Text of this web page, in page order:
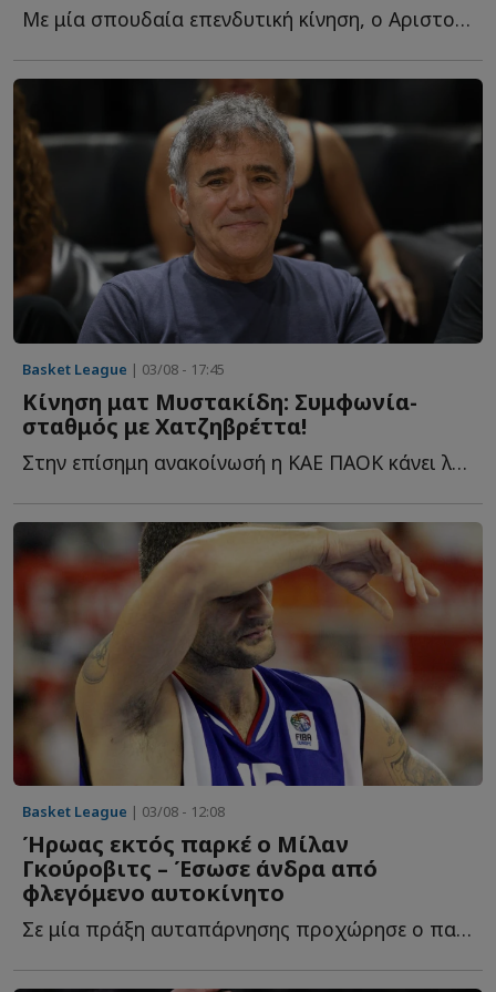
Με μία σπουδαία επενδυτική κίνηση, ο Αριστοτέλης Μυστακίδης κ...
Basket League | 03/08 - 17:45
Κίνηση ματ Μυστακίδη: Συμφωνία-
σταθμός με Χατζηβρέττα!
Στην επίσημη ανακοίνωσή η ΚΑΕ ΠΑΟΚ κάνει λόγο για μία σ...
Basket League | 03/08 - 12:08
Ήρωας εκτός παρκέ ο Μίλαν
Γκούροβιτς – Έσωσε άνδρα από
φλεγόμενο αυτοκίνητο
Σε μία πράξη αυταπάρνησης προχώρησε ο παλαίμαχος άσος τ...